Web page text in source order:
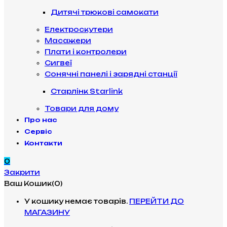
Дитячі трюкові самокати
Електроскутери
Масажери
Плати і контролери
Сигвеї
Сонячні панелі і зарядні станції
Старлінк Starlink
Товари для дому
Про нас
Сервіс
Контакти
0
Закрити
Ваш Кошик(0)
У кошику немає товарів. ПЕРЕЙТИ ДО
МАГАЗИНУ